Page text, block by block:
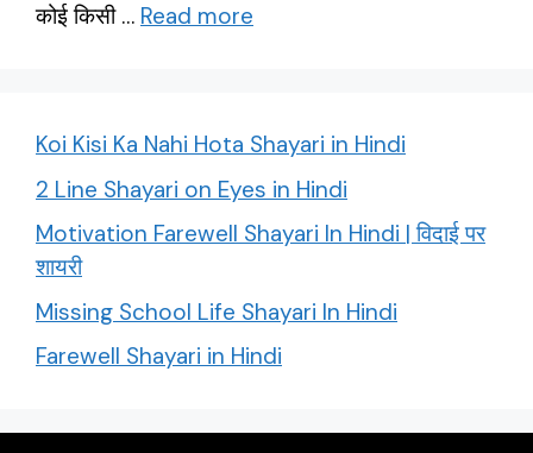
कोई किसी … Read more
Koi Kisi Ka Nahi Hota Shayari in Hindi
2 Line Shayari on Eyes in Hindi
Motivation Farewell Shayari In Hindi | विदाई पर
शायरी
Missing School Life Shayari In Hindi
Farewell Shayari in Hindi